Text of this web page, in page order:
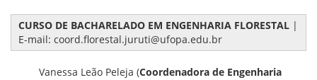
CURSO DE BACHARELADO EM ENGENHARIA FLORESTAL |
E-mail: coord.florestal.juruti@ufopa.edu.br
Vanessa Leão Peleja (Coordenadora de Engenharia